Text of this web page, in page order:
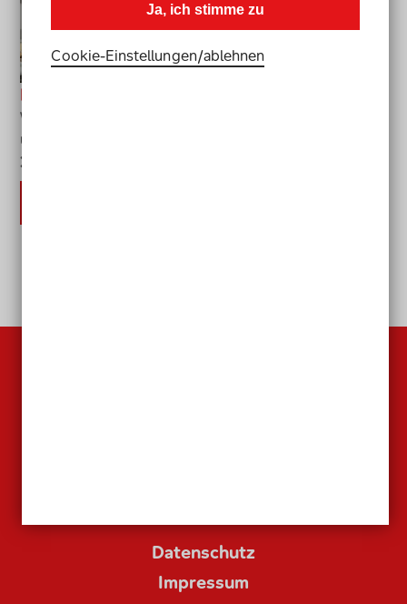
Inklusion: Schule für alle gestalten
Was ist Inklusion? Gelingensbedingungen, Material-
und Linksammlung
Datenschutz
Impressum
Ja, ich stimme zu
Cookie-Einstellungen­/­ablehnen